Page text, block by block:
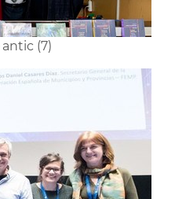
(7)